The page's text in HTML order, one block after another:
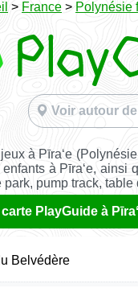
> France > Polynésie
Voir autour
à Pīraʻe
à Pīraʻe, ainsi
park, pump track,
PlayGuide à
Belvédère